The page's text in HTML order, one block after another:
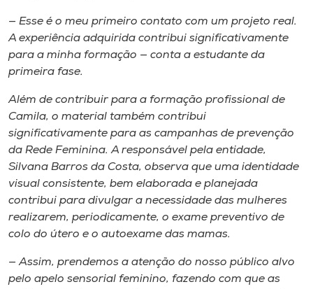
— Esse é o meu primeiro contato com um projeto real.
A experiência adquirida contribui significativamente
para a minha formação — conta a estudante da
primeira fase.
Além de contribuir para a formação profissional de
Camila, o material também contribui
significativamente para as campanhas de prevenção
da Rede Feminina. A responsável pela entidade,
Silvana Barros da Costa, observa que uma identidade
visual consistente, bem elaborada e planejada
contribui para divulgar a necessidade das mulheres
realizarem, periodicamente, o exame preventivo de
colo do útero e o autoexame das mamas.
— Assim, prendemos a atenção do nosso público alvo
pelo apelo sensorial feminino, fazendo com que as